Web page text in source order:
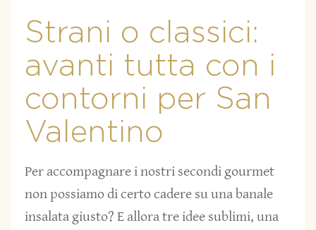
Strani o classici:
avanti tutta con i
contorni per San
Valentino
Per accompagnare i nostri secondi gourmet
non possiamo di certo cadere su una banale
insalata giusto? E allora tre idee sublimi, una